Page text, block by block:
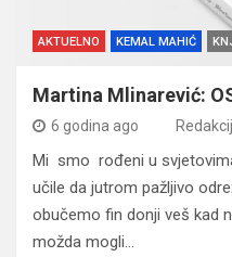
AKTUELNO KEMAL MAHIĆ
Martina Mlinarević:
6 godina ago
Mi smo rođeni u
učile da jutrom pažljivo
obučemo fin donji veš kad
možda mogli…